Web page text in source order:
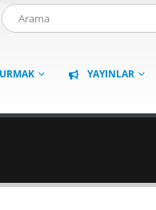
YAYINLAR